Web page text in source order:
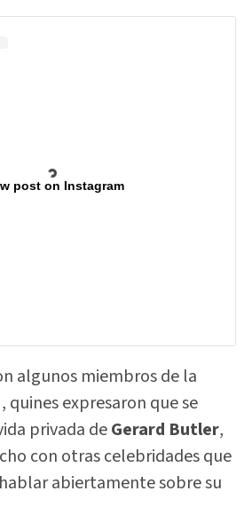
post on Instagram
algunos miembros de la
quines expresaron que se
privada deGerard Butler,
con otras celebridades que
abiertamente sobre su